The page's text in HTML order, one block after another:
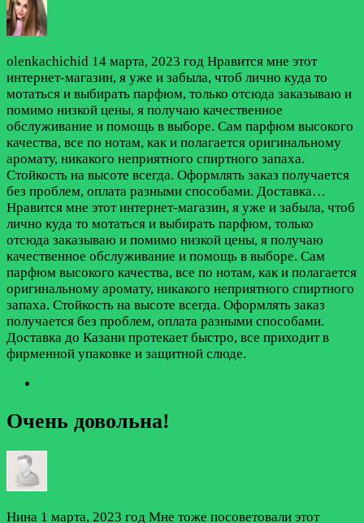
olenkachichid 14 марта, 2023 год Нравится мне этот
интернет-магазин, я уже и забыла, чтоб лично куда то
мотаться и выбирать парфюм, только отсюда заказываю и
помимо низкой цены, я получаю качественное
обслуживание и помощь в выборе. Сам парфюм высокого
качества, все по нотам, как и полагается оригинальному
аромату, никакого неприятного спиртного запаха.
Стойкость на высоте всегда. Оформлять заказ получается
без проблем, оплата разными способами. Доставка…
Нравится мне этот интернет-магазин, я уже и забыла, чтоб
лично куда то мотаться и выбирать парфюм, только
отсюда заказываю и помимо низкой цены, я получаю
качественное обслуживание и помощь в выборе. Сам
парфюм высокого качества, все по нотам, как и полагается
оригинальному аромату, никакого неприятного спиртного
запаха. Стойкость на высоте всегда. Оформлять заказ
получается без проблем, оплата разными способами.
Доставка до Казани протекает быстро, все приходит в
фирменной упаковке и защитной слюде.
Очень довольна!
Нина 1 марта, 2023 год Мне тоже посоветовали этот